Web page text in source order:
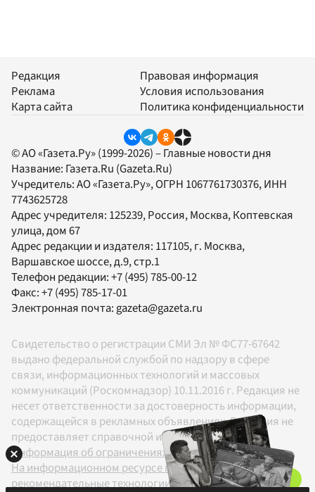
Редакция
Реклама
Карта сайта
Правовая информация
Условия использования
Политика конфиденциальности
© АО «Газета.Ру» (1999-2026) – Главные новости дня
Название: Газета.Ru (Gazeta.Ru)
Учредитель:АО «Газета.Ру», ОГРН 1067761730376, ИНН
7743625728
Адрес учредителя: 125239, Россия, Москва, Коптевская
улица, дом 67
Адрес редакции и издателя: 117105, г. Москва,
Варшавское шоссе, д.9, стр.1
Телефон редакции:+7 (495) 785-00-12
Факс:+7 (495) 785-17-01
Электронная почта:gazeta@gazeta.ru
Свидетельство о регистрации СМИ Эл № ФС77-67642
выдано федеральной службой по надзору в сфере
связи, информационных технологий и массовых
коммуникаций (Роскомнадзор) 10.11.2016 г. Редакция не
несет ответственности за достоверность информации,
содержащейся в рекламных объявлениях. Редакция не
предоставляет справочной информации.
Информация об ограничениях
На информационном ресурсе применяются
рекомендательные технологии в соответствии с